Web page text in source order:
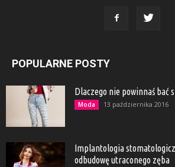
POPULARNE POSTY
Dlaczego nie powinnaś bać
Moda 13 października 2016
Implantologia
odbudowę utraconego zęba